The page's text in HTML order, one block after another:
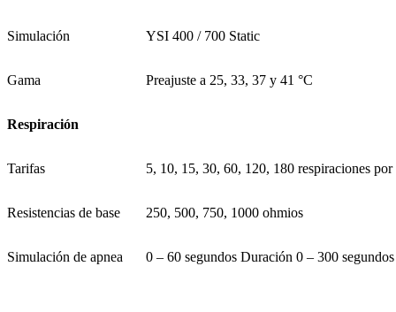
Simulación YSI 400 / 700 Static
Gama Preajuste a 25, 33, 37 y 41 °C
Respiración
Tarifas 5, 10, 15, 30, 60, 120, 180 respiraciones
Resistencias de base 250, 500, 750, 1000 ohmios
Simulación de apnea 0 – 60 segundos Duración 0 – 300